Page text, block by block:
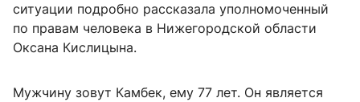
ситуации подробно рассказала уполномоченный
по правам человека в Нижегородской области
Оксана Кислицына.
Мужчину зовут Камбек, ему 77 лет. Он является